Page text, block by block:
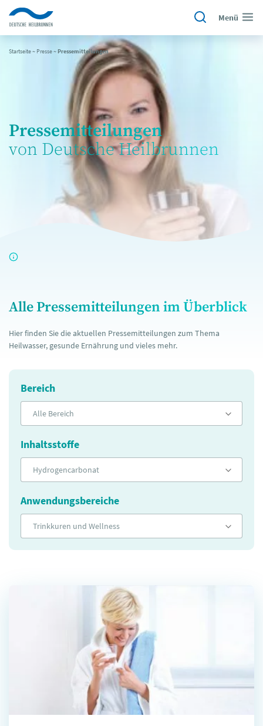
Menü
Startseite~ Presse~Pressemitteilungen
Pressemitteilungen
von Deutsche Heilbrunnen
Alle Pressemitteilungen im Überblick
Hier finden Sie die aktuellen Pressemitteilungen zum Thema
Heilwasser, gesunde Ernährung und vieles mehr.
Bereich
Alle Bereich
Inhaltsstoffe
Hydrogencarbonat
Anwendungsbereiche
Trinkkuren und Wellness